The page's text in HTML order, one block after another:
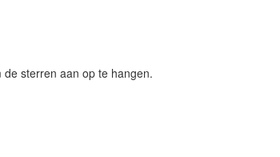
sterren aan op te hangen.